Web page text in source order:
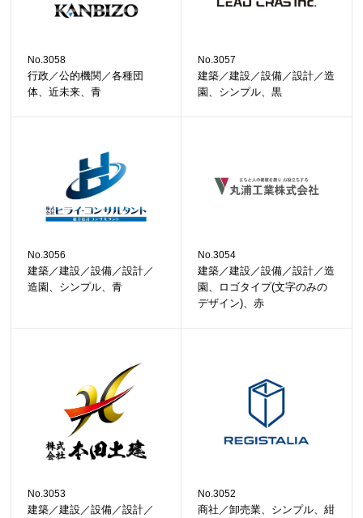
No.3058
行政／公的機関／各種団
体、近未来、青
No.3057
建築／建設／設備／設計／造
園、シンプル、黒
No.3056
建築／建設／設備／設計／
造園、シンプル、青
No.3054
建築／建設／設備／設計／造
園、ロゴタイプ(文字のみの
デザイン)、赤
No.3053
建築／建設／設備／設計／
No.3052
商社／卸売業、シンプル、紺